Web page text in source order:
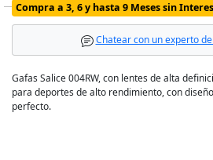
gallery
images
gallery
Compra a 3, 6 y hasta 9 Meses sin
Chatear con un experto
Gafas Salice 004RW, con lentes de alta
para deportes de alto rendimiento, con
perfecto.